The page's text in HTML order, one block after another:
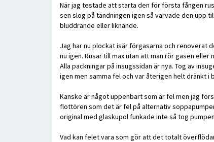
När jag testade att starta den för första fången
sen slog på tändningen igen så varvade den upp
bluddrande eller liknande.
Jag har nu plockat isär förgasarna och renoverat
nu igen. Rusar till max utan att man rör gasen
Alla packningar på insugssidan är nya. Tog av
igen men samma fel och var återigen helt dränkt i
Kanske är något uppenbart som är fel men jag
flottören som det är fel på alternativ
original med glaskupol funkade inte så tog
Vad kan felet vara som gör att det totalt